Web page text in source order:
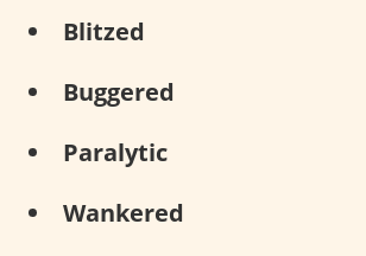
Blitzed
Buggered
Paralytic
Wankered